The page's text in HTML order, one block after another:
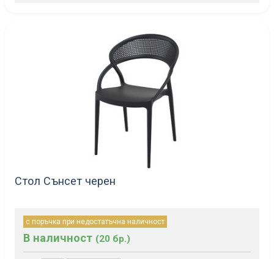
Стол Сънсет черен
с поръчка при недостатъчна наличност
В наличност (20 бр.)